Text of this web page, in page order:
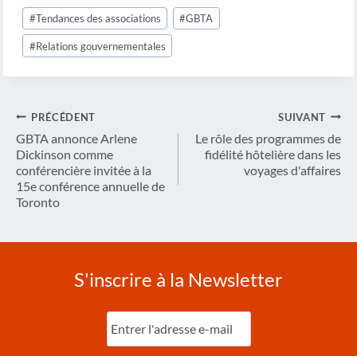
Étiquettes
de
la
publication :
#Tendances des associations #GBTA
#Relations gouvernementales
Navigation
de
l’article
PRÉCÉDENT
GBTA annonce Arlene
Dickinson comme
conférencière invitée à la
15e conférence annuelle de
Toronto
SUIVANT
Le rôle des programmes de
fidélité hôtelière dans les
voyages d'affaires
S'inscrire à la Newsletter
Entrez
l'e-
mail